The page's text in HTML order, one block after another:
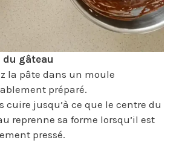
du gâteau
la pâte dans un moule
préparé.
cuire jusqu’à ce que le centre du
reprenne sa forme lorsqu’il est
pressé.